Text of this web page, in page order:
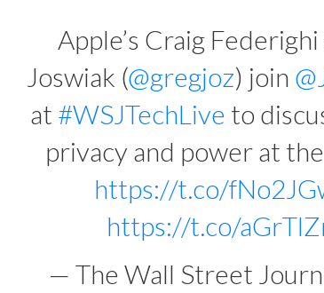
Apple’s Craig
Joswiak (@gregjoz) join
at #WSJTechLive to
privacy and power at
https://t.co/
https://t.co/
— The Wall Street